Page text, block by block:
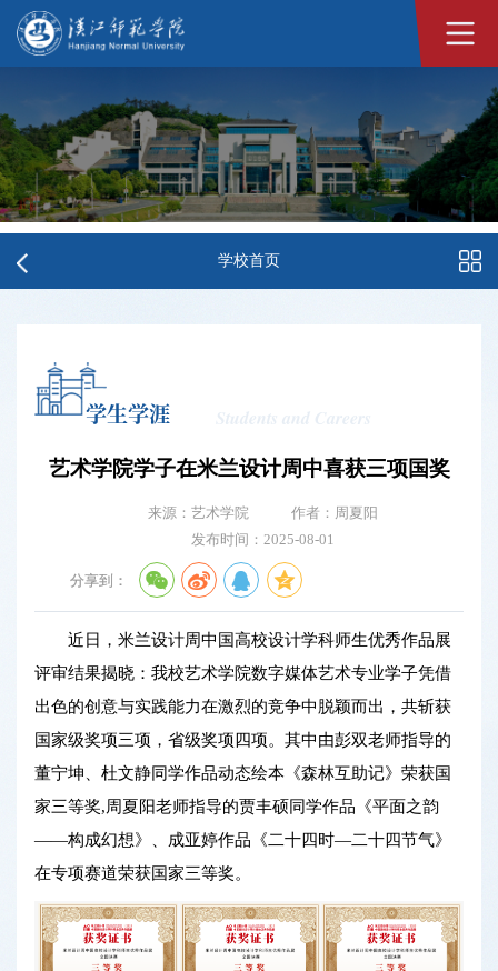
学校首页
学生学涯 Students and Careers
艺术学院学子在米兰设计周中喜获三项国奖
来源：艺术学院
作者：周夏阳
发布时间：2025-08-01
分享到：
近日，米兰设计周中国高校设计学科师生优秀作品展
评审结果揭晓：我校艺术学院数字媒体艺术专业学子凭借
出色的创意与实践能力在激烈的竞争中脱颖而出，共斩获
国家级奖项三项，省级奖项四项。其中由彭双老师指导的
董宁坤、杜文静同学作品动态绘本《森林互助记》荣获国
家三等奖,周夏阳老师指导的贾丰硕同学作品《平面之韵
——构成幻想》、成亚婷作品《二十四时—二十四节气》
在专项赛道荣获国家三等奖。